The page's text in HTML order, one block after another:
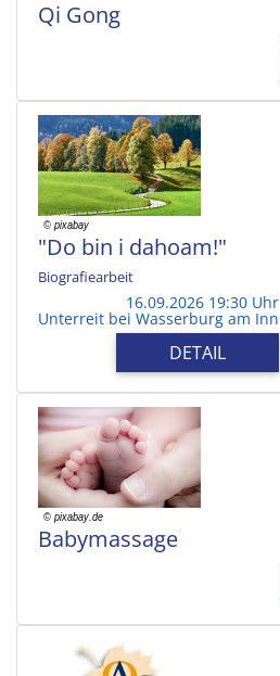
Qi Gong
"Do bin i dahoam!"
Biografiearbeit
16.09.2026 19:30 Uhr
Unterreit bei Wasserburg am Inn
DETAIL
Babymassage